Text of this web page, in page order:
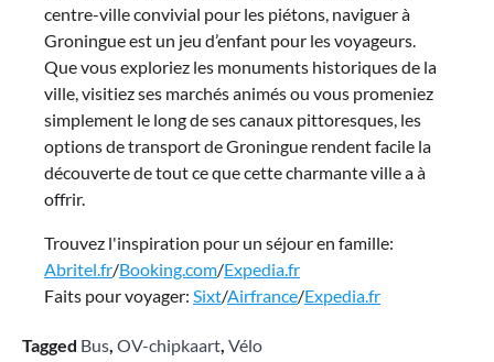
centre-ville convivial pour les piétons, naviguer à
Groningue est un jeu d’enfant pour les voyageurs.
Que vous exploriez les monuments historiques de la
ville, visitiez ses marchés animés ou vous promeniez
simplement le long de ses canaux pittoresques, les
options de transport de Groningue rendent facile la
découverte de tout ce que cette charmante ville a à
offrir.
Trouvez l'inspiration pour un séjour en famille:
Abritel.fr/Booking.com/Expedia.fr
Faits pour voyager: Sixt/Airfrance/Expedia.fr
Tagged Bus, OV-chipkaart, Vélo